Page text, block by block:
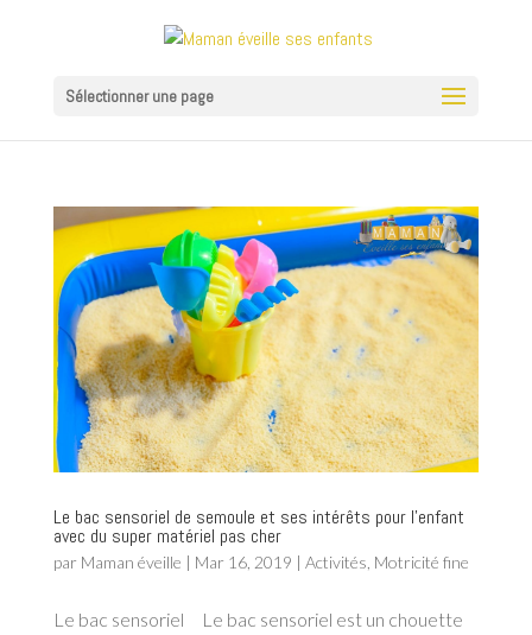
Sélectionner une page
Le bac sensoriel de semoule et ses intérêts pour l’enfant
avec du super matériel pas cher
par Maman éveille | Mar 16, 2019 | Activités Motricité fine
Le bac sensoriel Le bac sensoriel est un chouette